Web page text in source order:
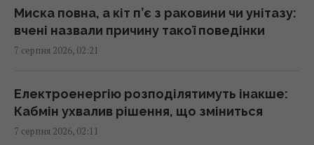
США запровадили нові санкції проти Куби
за співпрацю з Китаєм та РФ, - Bloomberg
Як вибратися з багнюки на автомобілі:
названо простий предмет у салоні, що
Миска повна, а кіт п’є з раковини чи унітазу:
вчені назвали причину такої поведінки
7 серпня 2026, 02:21
Електроенергію розподілятимуть інакше:
Кабмін ухвалив рішення, що зміниться
7 серпня 2026, 02:11